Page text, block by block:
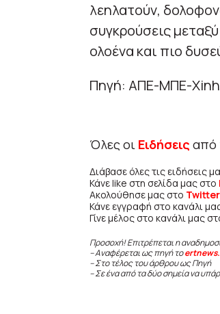
λεηλατούν,
συγκρούσεις
ολοένα και πιο
Πηγή: ΑΠΕ-ΜΠΕ-
Όλες οι Ειδήσεις από
Διάβασε όλες τις ειδήσεις
Κάνε like στη σελίδα μας στο
Ακολούθησε μας στο Twitter
Κάνε εγγραφή στο κανάλι
Γίνε μέλος στο κανάλι μας
Προσοχή! Επιτρέπεται η
– Αναφέρεται ως πηγή το
– Στο τέλος του άρθρου ως Πηγή
– Σε ένα από τα δύο σημεία να